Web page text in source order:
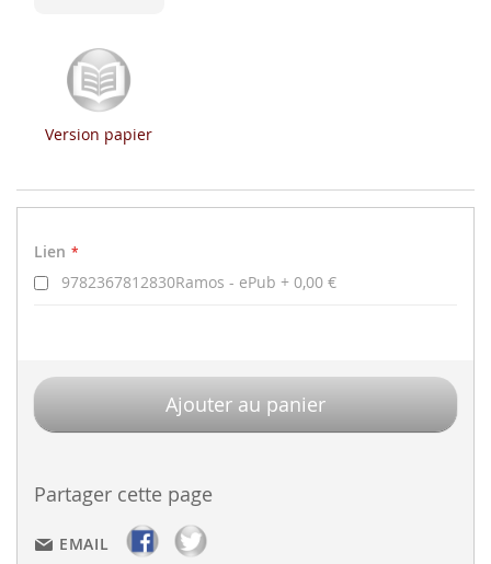
Version papier
Lien
9782367812830Ramos - ePub
0,00 €
Ajouter au panier
Partager cette page
EMAIL